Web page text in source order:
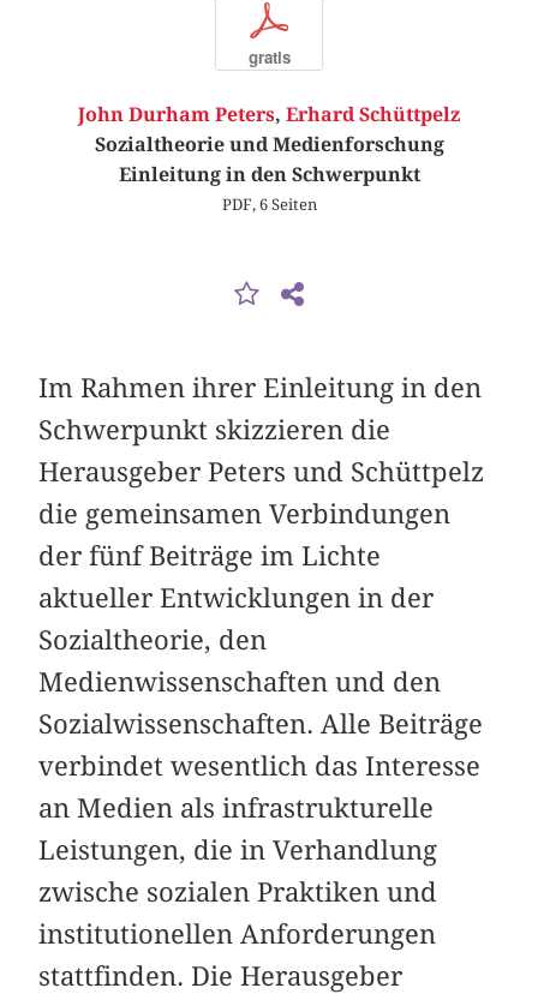
p
gratis
John Durham Peters, Erhard Schüttpelz
Sozialtheorie und Medienforschung
Einleitung in den Schwerpunkt
PDF, 6 Seiten
Im Rahmen ihrer Einleitung in den
Schwerpunkt skizzieren die
Herausgeber Peters und Schüttpelz
die gemeinsamen Verbindungen
der fünf Beiträge im Lichte
aktueller Entwicklungen in der
Sozialtheorie, den
Medienwissenschaften und den
Sozialwissenschaften. Alle Beiträge
verbindet wesentlich das Interesse
an Medien als infrastrukturelle
Leistungen, die in Verhandlung
zwische sozialen Praktiken und
institutionellen Anforderungen
stattfinden. Die Herausgeber